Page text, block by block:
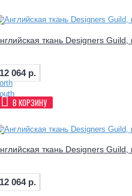
ткань Designers
12 064 р.
В КОРЗИНУ
ткань Designers
12 064 р.